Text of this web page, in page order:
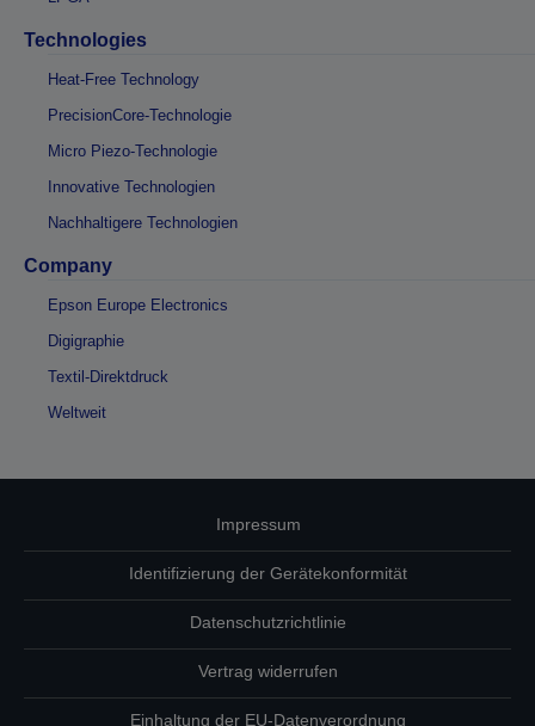
Technologies
Heat-Free Technology
PrecisionCore-Technologie
Micro Piezo-Technologie
Innovative Technologien
Nachhaltigere Technologien
Company
Epson Europe Electronics
Digigraphie
Textil-Direktdruck
Weltweit
Impressum
Identifizierung der Gerätekonformität
Datenschutzrichtlinie
Vertrag widerrufen
Einhaltung der EU-Datenverordnung